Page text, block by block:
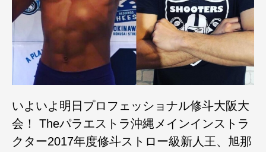
いよいよ明日プロフェッショナル修斗大阪大
会！ Theパラエストラ沖縄メインインストラ
クター2017年度修斗ストロー級新人王、旭那